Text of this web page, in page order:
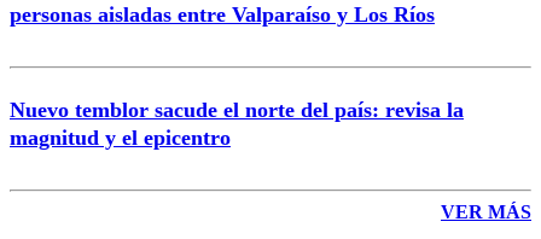
personas aisladas entre Valparaíso y Los Ríos
Nuevo temblor sacude el norte del país: revisa la
magnitud y el epicentro
VER MÁS